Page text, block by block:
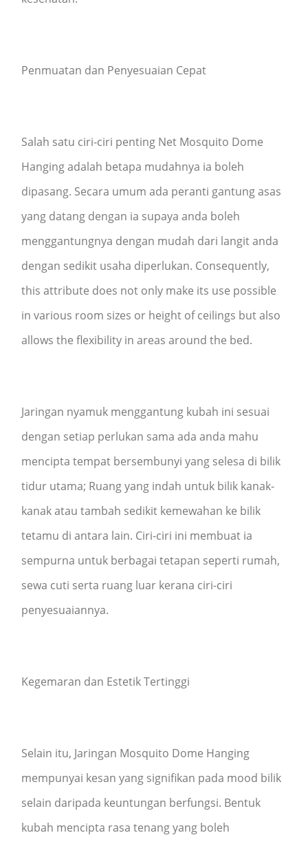
Penmuatan dan Penyesuaian Cepat
Salah satu ciri-ciri penting Net Mosquito Dome
Hanging adalah betapa mudahnya ia boleh
dipasang. Secara umum ada peranti gantung asas
yang datang dengan ia supaya anda boleh
menggantungnya dengan mudah dari langit anda
dengan sedikit usaha diperlukan. Consequently,
this attribute does not only make its use possible
in various room sizes or height of ceilings but also
allows the flexibility in areas around the bed.
Jaringan nyamuk menggantung kubah ini sesuai
dengan setiap perlukan sama ada anda mahu
mencipta tempat bersembunyi yang selesa di bilik
tidur utama; Ruang yang indah untuk bilik kanak-
kanak atau tambah sedikit kemewahan ke bilik
tetamu di antara lain. Ciri-ciri ini membuat ia
sempurna untuk berbagai tetapan seperti rumah,
sewa cuti serta ruang luar kerana ciri-ciri
penyesuaiannya.
Kegemaran dan Estetik Tertinggi
Selain itu, Jaringan Mosquito Dome Hanging
mempunyai kesan yang signifikan pada mood bilik
selain daripada keuntungan berfungsi. Bentuk
kubah mencipta rasa tenang yang boleh